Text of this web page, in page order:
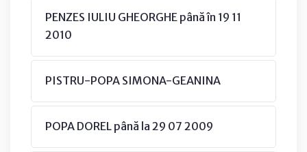
PENZES IULIU GHEORGHE până în 19 11
2010
PISTRU-POPA SIMONA-GEANINA
POPA DOREL până la 29 07 2009